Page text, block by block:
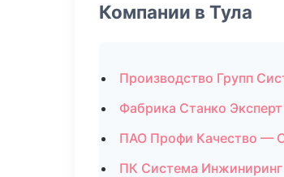
Компании в Тула
Производство Групп
Фабрика Станко
ПАО Профи Качество —
ПК Система